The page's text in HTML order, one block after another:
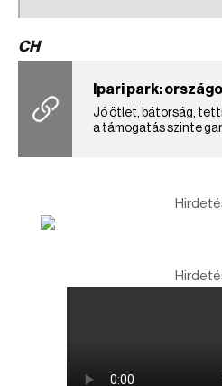
CH
Ipari park:
Jó ötlet, bátorság,
a támogatás szinte